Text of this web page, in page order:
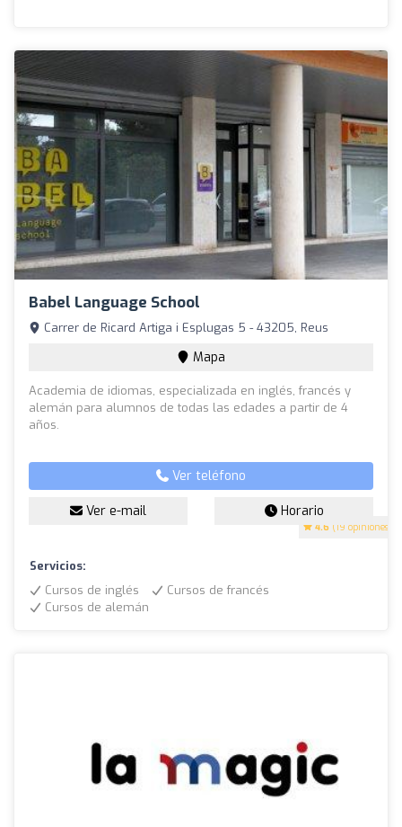
Babel Language School
4.6 (19 opiniones)
Carrer de Ricard Artiga i Esplugas 5 - 43205, Reus
Mapa
Academia de idiomas, especializada en inglés, francés y
alemán para alumnos de todas las edades a partir de 4
años.
Ver teléfono
Ver e-mail Horario
Servicios:
Cursos de inglés
Cursos de francés
Cursos de alemán